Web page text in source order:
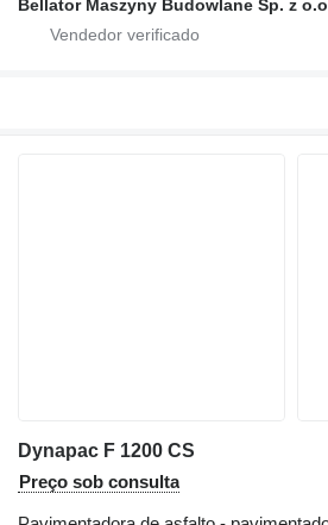
Bellator Maszyny Budowlane Sp. z
Dynapac F 1200 CS
Preço sob consulta